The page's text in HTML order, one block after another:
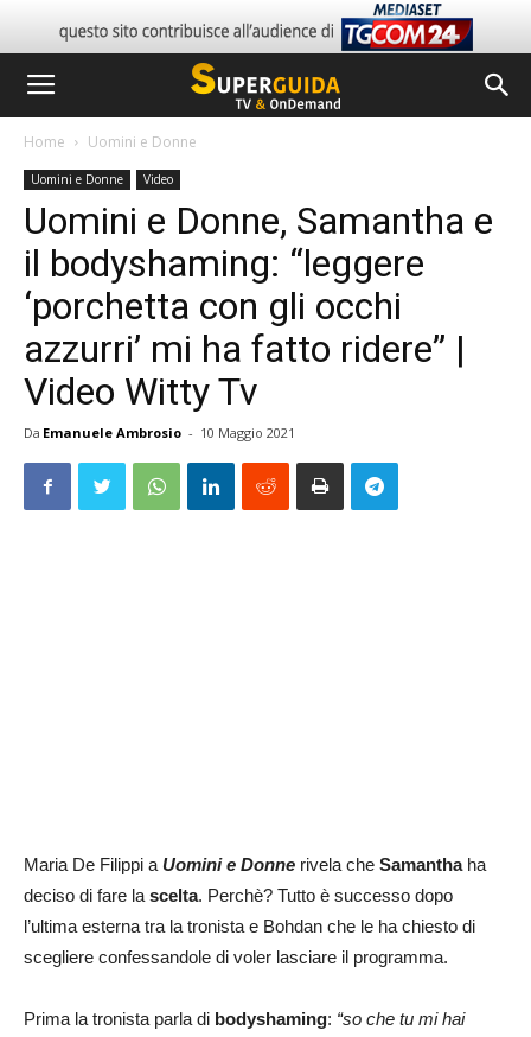
Home Uomini e Donne
Uomini e Donne Video
Uomini e Donne, Samantha e
il bodyshaming: “leggere
‘porchetta con gli occhi
azzurri’ mi ha fatto ridere” |
Video Witty Tv
Da Emanuele Ambrosio - 10 Maggio 2021
Maria De Filippi aUomini e Donne rivela che Samanthaha
deciso di fare lascelta. Perchè? Tutto è successo dopo
l’ultima esterna tra la tronista e Bohdan che le ha chiesto di
scegliere confessandole di voler lasciare il programma.
Prima la tronista parla di bodyshaming: “so che tu mi hai